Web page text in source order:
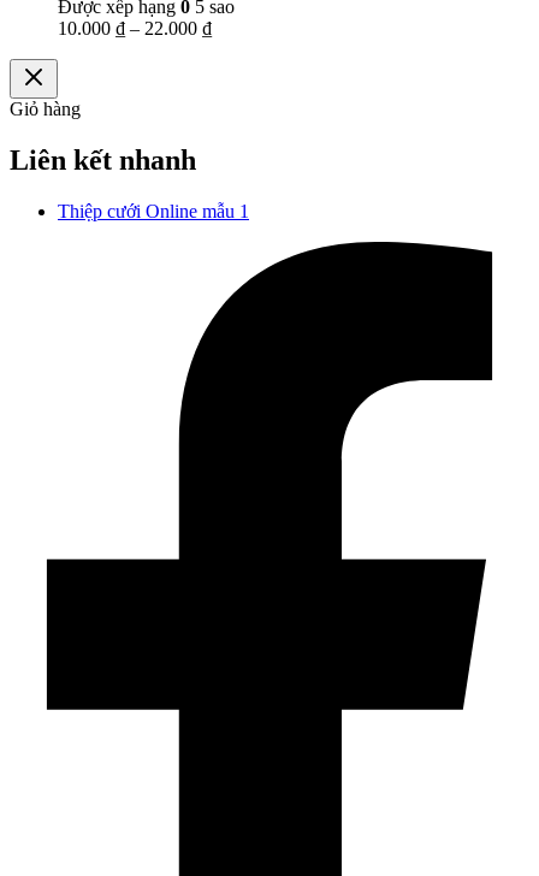
Được xếp hạng 0 5 sao
10.000 ₫ – 22.000 ₫
Giỏ hàng
Liên kết nhanh
Thiệp cưới Online mẫu 1